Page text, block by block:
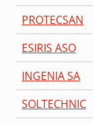
PROTECSAN
ESIRIS ASO
INGENIA SA
SOLTECHNIC